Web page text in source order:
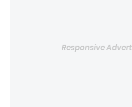
Responsive